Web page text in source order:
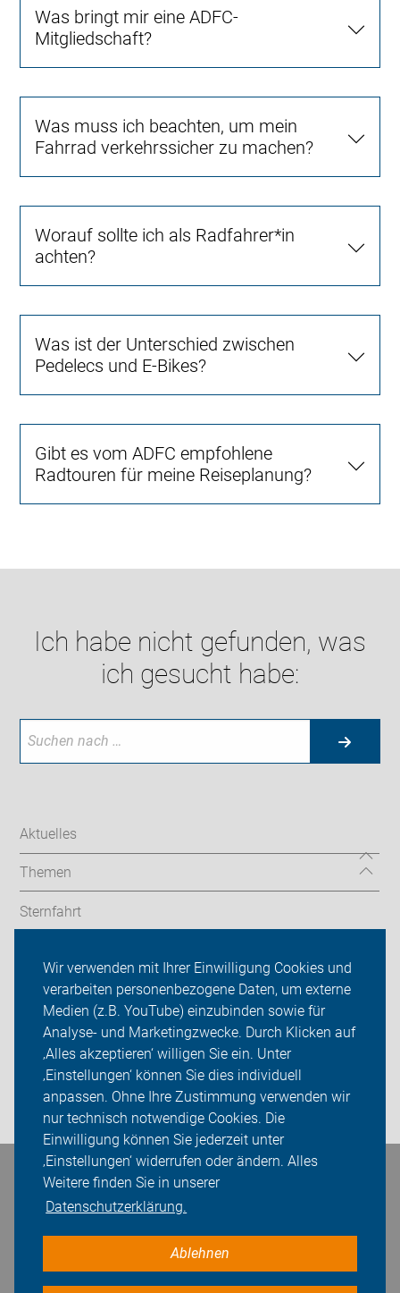
Wir verwenden mit Ihrer Einwilligung Cookies und
verarbeiten personenbezogene Daten, um externe
Medien (z.B. YouTube) einzubinden sowie für
Analyse- und Marketingzwecke. Durch Klicken auf
‚Alles akzeptieren‘ willigen Sie ein. Unter
‚Einstellungen‘ können Sie dies individuell
anpassen. Ohne Ihre Zustimmung verwenden wir
nur technisch notwendige Cookies. Die
Einwilligung können Sie jederzeit unter
‚Einstellungen‘ widerrufen oder ändern. Alles
Weitere finden Sie in unserer
Datenschutzerklärung.
Ablehnen
Was bringt mir eine ADFC-
Mitgliedschaft?
Was muss ich beachten, um mein
Fahrrad verkehrssicher zu machen?
Worauf sollte ich als Radfahrer*in
achten?
Was ist der Unterschied zwischen
Pedelecs und E-Bikes?
Gibt es vom ADFC empfohlene
Radtouren für meine Reiseplanung?
Ich habe nicht gefunden, was
ich gesucht habe:
Aktuelles
Themen
Sternfahrt
ADFC Berlin
Sei dabei
Presse
Login
Bleiben Sie in Kontakt